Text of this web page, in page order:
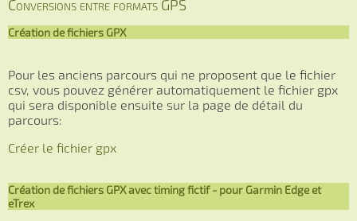
Conversions entre formats GPS
Création de fichiers GPX
Pour les anciens parcours qui ne proposent que le fichier
csv, vous pouvez générer automatiquement le fichier gpx
qui sera disponible ensuite sur la page de détail du
parcours:
Créer le fichier gpx
Création de fichiers GPX avec timing fictif - pour Garmin Edge et
eTrex